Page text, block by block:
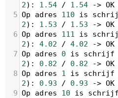
2): 1.54 / 1.54 -> OK
5 Op adres 110 is
2): 1.53 / 1.53 -> OK
6 Op adres 111 is
2): 4.02 / 4.02 -> OK
7 Op adres 0 is schrijf
2): 0.82 / 0.82 -> OK
8 Op adres 1 is schrijf
2): 0.93 / 0.93 -> OK
9 Op adres 10 is schrijf